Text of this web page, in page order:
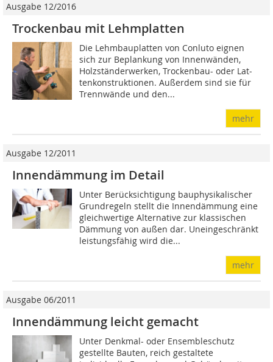
Ausgabe 12/2016
Trockenbau mit Lehmplatten
Die Lehmbauplatten von Conluto eignen
sich zur Beplankung von Innenwänden,
Holzständerwerken, Trockenbau- oder Lat­
ten­konstruktionen. Außerdem sind sie für
Trennwände und den...
mehr
Ausgabe 12/2011
Innendämmung im Detail
Unter Berücksichtigung bauphysikalischer
Grundregeln stellt die Innendämmung eine
gleichwertige Alternative zur klassischen
Dämmung von außen dar. Uneingeschränkt
leistungsfähig wird die...
mehr
Ausgabe 06/2011
Innendämmung leicht gemacht
Unter Denkmal- oder Ensembleschutz
gestellte Bauten, reich gestaltete